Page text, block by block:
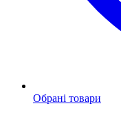
Обрані товари